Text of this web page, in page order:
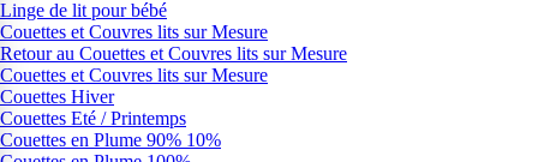
Linge de lit pour bébé
Couettes et Couvres lits sur Mesure
Retour au Couettes et Couvres lits sur Mesure
Couettes et Couvres lits sur Mesure
Couettes Hiver
Couettes Eté / Printemps
Couettes en Plume 90% 10%